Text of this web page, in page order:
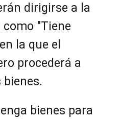
dirigirse a la
"Tiene
la que el
procederá a
bienes para